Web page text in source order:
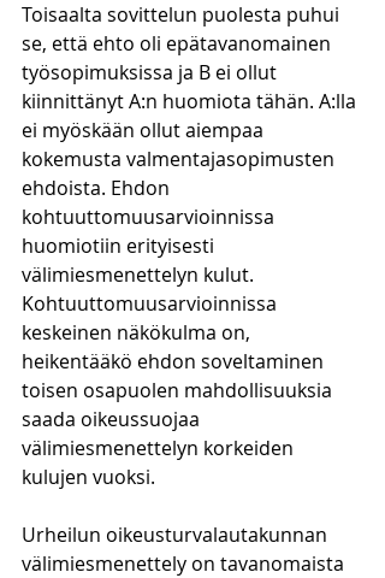
Toisaalta sovittelun puolesta puhui
se, että ehto oli epätavanomainen
työsopimuksissa ja B ei ollut
kiinnittänyt A:n huomiota tähän. A:lla
ei myöskään ollut aiempaa
kokemusta valmentajasopimusten
ehdoista. Ehdon
kohtuuttomuusarvioinnissa
huomiotiin erityisesti
välimiesmenettelyn kulut.
Kohtuuttomuusarvioinnissa
keskeinen näkökulma on,
heikentääkö ehdon soveltaminen
toisen osapuolen mahdollisuuksia
saada oikeussuojaa
välimiesmenettelyn korkeiden
kulujen vuoksi.
Urheilun oikeusturvalautakunnan
välimiesmenettely on tavanomaista